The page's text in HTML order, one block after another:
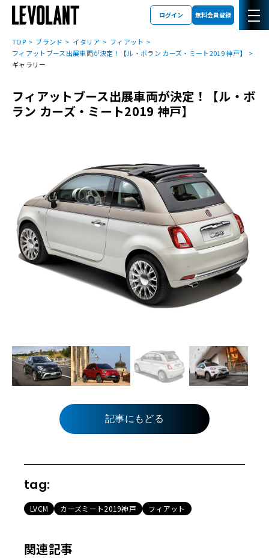
ログイン 無料会員登録
TOP ブランド イタリア
フィアット
フィアットブース出展車両が決定！【ル・ボラン カーズ・ミート2019 神戸】
ギャラリー
フィアットブース出展車両が決定！【ル・ボ
ラン カーズ・ミート2019 神戸】
記事にもどる
tag:
LVCM カーズミート2019神戸 フィアット
関連記事